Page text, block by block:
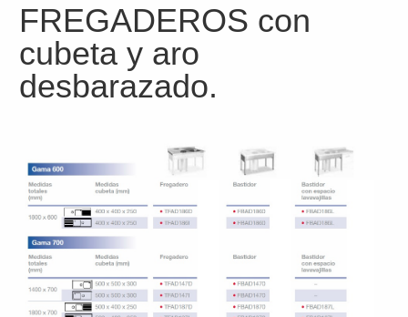
FREGADEROS con
cubeta y aro
desbarazado.